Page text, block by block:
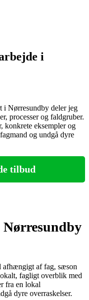
i
i Nørresundby deler jeg
processer og faldgruber.
konkrete eksempler og
og undgå dyre
tilbud
afhængigt af fag, sæson
fagligt overblik med
fra en lokal
dyre overraskelser.